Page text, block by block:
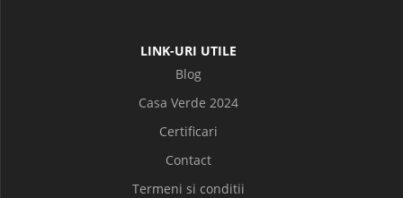
LINK-URI UTILE
Blog
Casa Verde 2024
Certificari
Contact
Termeni si conditii